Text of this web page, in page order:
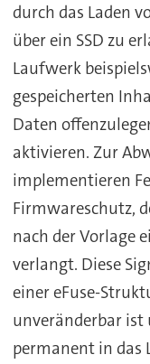
durch das Laden
über ein SSD zu
Laufwerk
gespeicherten
Daten
aktivieren. Zur
implementieren
Firmwareschutz,
nach der Vorlage
verlangt. Diese
einer eFuse-
unveränderbar ist
permanent in